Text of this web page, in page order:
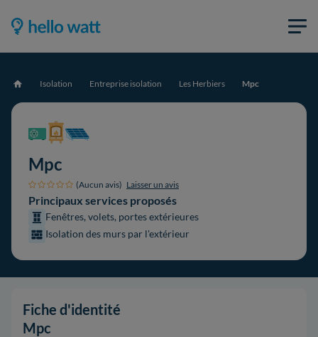
Accueil Isolation Entreprise isolation Les Herbiers Mpc
Mpc
(Aucun avis) Laisser un avis
Principaux services proposés
Fenêtres, volets, portes extérieures
Isolation des murs par l'extérieur
Fiche d'identité
Mpc